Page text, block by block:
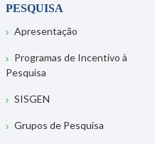
PESQUISA
Apresentação
Programas de Incentivo à
Pesquisa
SISGEN
Grupos de Pesquisa